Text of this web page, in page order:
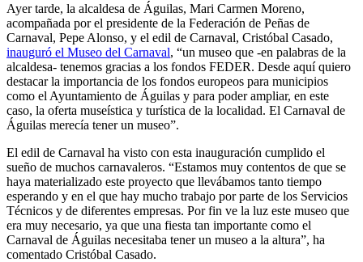
Ayer tarde, la alcaldesa de Águilas, Mari Carmen Moreno,
acompañada por el presidente de la Federación de Peñas de
Carnaval, Pepe Alonso, y el edil de Carnaval, Cristóbal Casado,
inauguró el Museo del Carnaval, “un museo que -en palabras de la
alcaldesa- tenemos gracias a los fondos FEDER. Desde aquí quiero
destacar la importancia de los fondos europeos para municipios
como el Ayuntamiento de Águilas y para poder ampliar, en este
caso, la oferta museística y turística de la localidad. El Carnaval de
Águilas merecía tener un museo”.
El edil de Carnaval ha visto con esta inauguración cumplido el
sueño de muchos carnavaleros. “Estamos muy contentos de que se
haya materializado este proyecto que llevábamos tanto tiempo
esperando y en el que hay mucho trabajo por parte de los Servicios
Técnicos y de diferentes empresas. Por fin ve la luz este museo que
era muy necesario, ya que una fiesta tan importante como el
Carnaval de Águilas necesitaba tener un museo a la altura”, ha
comentado Cristóbal Casado.